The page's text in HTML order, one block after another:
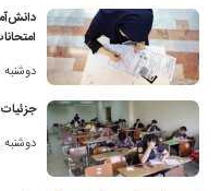
دوشنبه 5 مرداد 1405
دوشنبه 5 مرداد 1405